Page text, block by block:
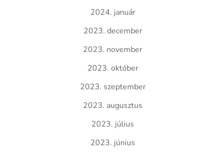
2024. január
2023. december
2023. november
2023. október
2023. szeptember
2023. augusztus
2023. július
2023. június